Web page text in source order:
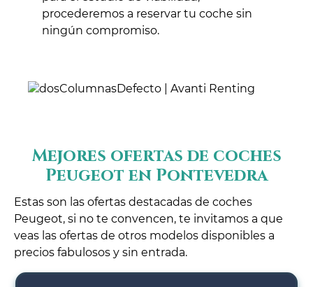
procederemos a reservar tu coche sin
ningún compromiso.
Mejores ofertas de coches
Peugeot en Pontevedra
Estas son las ofertas destacadas de coches
Peugeot, si no te convencen, te invitamos a que
veas las ofertas de otros modelos disponibles a
precios fabulosos y sin entrada.